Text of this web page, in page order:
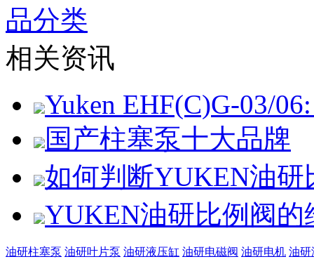
品分类
相关资讯
Yuken EHF(C)G-03/
国产柱塞泵十大品牌
如何判断YUKEN油
YUKEN油研比例阀的
油研柱塞泵 油研叶片泵 油研液压缸 油研电磁阀 油研电机 油研